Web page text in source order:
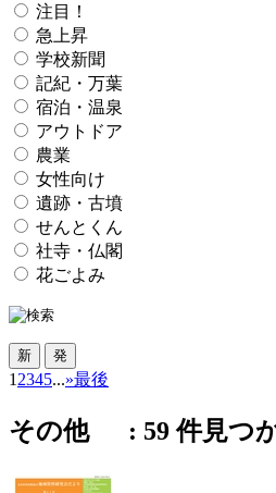
注目！
急上昇
学校新聞
記紀・万葉
宿泊・温泉
アウトドア
農業
女性向け
遺跡・古墳
せんとくん
社寺・仏閣
花ごよみ
1 2345...»最後
その他 : 59件見つ